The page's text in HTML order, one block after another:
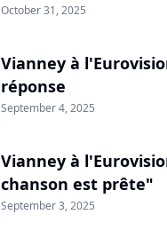
October 31, 2025
Vianney à
réponse
September 4, 2025
Vianney à
chanson est prête"
September 3, 2025